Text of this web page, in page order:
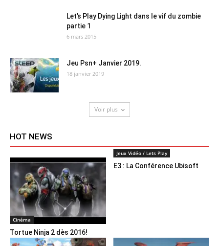
Let’s Play Dying Light dans le vif du zombie
partie 1
6 mars 2015
Jeu Psn+ Janvier 2019.
18 janvier 2019
Voir plus
HOT NEWS
Cinéma
Tortue Ninja 2 dès 2016!
Jeux Vidéo / Lets Play
E3 : La Conférence Ubisoft